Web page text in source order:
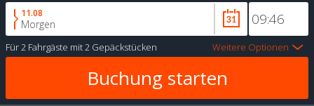
11.08
Morgen
Für2 Fahrgäste mit2 Gepäckstücken Weitere Optionen